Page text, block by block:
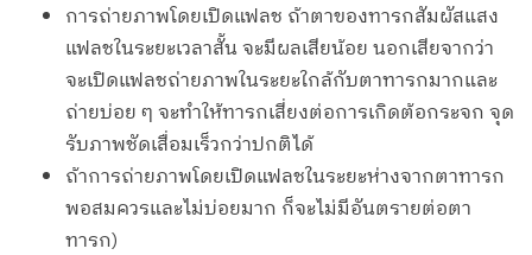
การถ่ายภาพโดยเปิดแฟลช ถ้าตาของทารกสัมผัสแสง
แฟลชในระยะเวลาสั้น จะมีผลเสียน้อย นอกเสียจากว่า
จะเปิดแฟลชถ่ายภาพในระยะใกล้กับตาทารกมากและ
ถ่ายบ่อย ๆ จะทำให้ทารกเสี่ยงต่อการเกิดต้อกระจก จุด
รับภาพชัดเสื่อมเร็วกว่าปกติได้
ถ้าการถ่ายภาพโดยเปิดแฟลชในระยะห่างจากตาทารก
พอสมควรและไม่บ่อยมาก ก็จะไม่มีอันตรายต่อตา
ทารก)